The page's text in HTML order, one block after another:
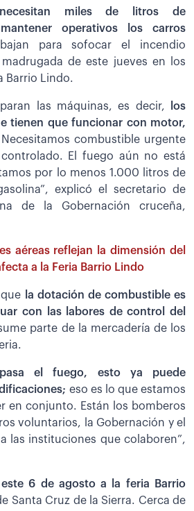
necesitan miles de litros de
operativos los carros
para sofocar el incendio
de este jueves en los
Barrio Lindo.
las máquinas, es decir,
los
tienen que funcionar con motor,
combustible urgente
El fuego aún no está
por lo menos 1.000 litros de
explicó el secretario de
de la Gobernación cruceña,
aéreas reflejan la dimensión del
a la Feria Barrio Lindo
la dotación de combustible es
con las labores de control del
parte de la mercadería de los
el fuego, esto ya puede
eso es lo que estamos
en conjunto. Están los bomberos
voluntarios, la Gobernación y el
las instituciones que colaboren”,
6 de agosto a la feria Barrio
Santa Cruz de la Sierra. Cerca de